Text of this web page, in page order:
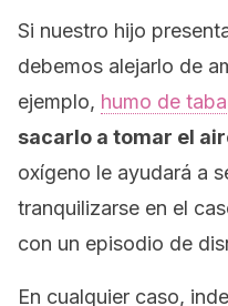
Si nuestro hijo
debemos alejarlo de
ejemplo, humo de
sacarlo a tomar el
oxígeno le ayudará a
tranquilizarse en el
con un episodio de
En cualquier caso,